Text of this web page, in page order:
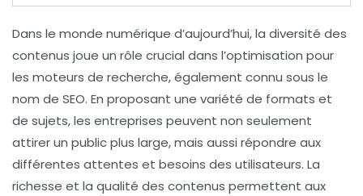
Dans le monde numérique d’aujourd’hui,la diversité des
contenus joue un rôle crucial dans l’optimisation pour
les moteurs de recherche, également connu sous le
nom de SEO. En proposant une variété de formats et
de sujets, les entreprises peuvent non seulement
attirer un public plus large, mais aussi répondre aux
différentes attentes et besoins des utilisateurs. La
richesse et la qualité des contenus permettent aux